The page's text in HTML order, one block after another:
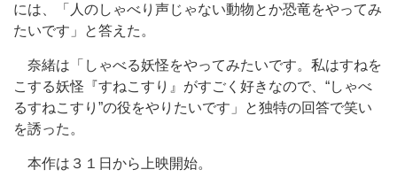
には、「人のしゃべり声じゃない動物とか恐竜をやってみ
たいです」と答えた。
奈緒は「しゃべる妖怪をやってみたいです。私はすねを
こする妖怪『すねこすり』がすごく好きなので、“しゃべ
るすねこすり”の役をやりたいです」と独特の回答で笑い
を誘った。
本作は３１日から上映開始。